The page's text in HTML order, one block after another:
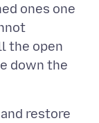
ones one
the open
down the
restore